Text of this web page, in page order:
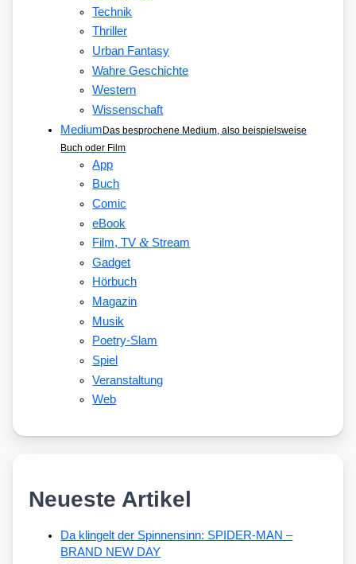
Technik
Thriller
Urban Fantasy
Wahre Geschichte
Western
Wissenschaft
MediumDas besprochene Medium, also beispielsweise
Buch oder Film
App
Buch
Comic
eBook
Film, TV&Stream
Gadget
Hörbuch
Magazin
Musik
Poetry-Slam
Spiel
Veranstaltung
Web
Neueste Artikel
Da klingelt der Spinnensinn: SPIDER-MAN –
BRAND NEW DAY